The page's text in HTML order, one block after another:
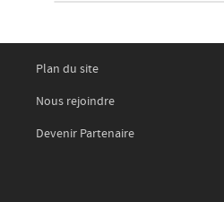
Plan du site
Nous rejoindre
Devenir Partenaire